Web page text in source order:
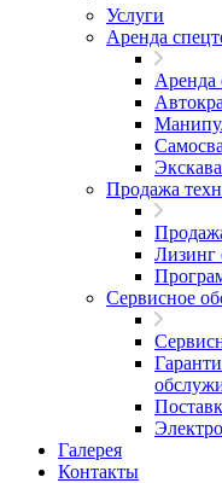
Услуги
Аренда
Аренда
Продажа
Лизинг
Сервисное
Галерея
Контакты